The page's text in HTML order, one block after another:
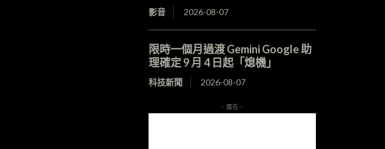
影音 2026-08-07
限時一個月過渡 Gemini Google 助
理確定 9 月 4 日起「熄機」
科技新聞 2026-08-07
- 廣告 -